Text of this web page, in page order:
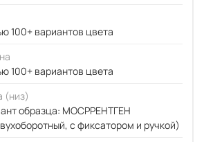
100+ вариантов цвета
100+ вариантов цвета
(низ)
образца: МОСРРЕНТГЕН
с фиксатором и ручкой)